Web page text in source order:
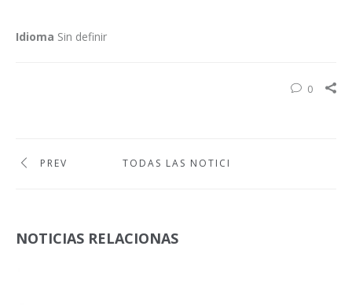
Idioma Sin definir
0
PREV TODAS LAS NOTICIAS
NOTICIAS RELACIONAS